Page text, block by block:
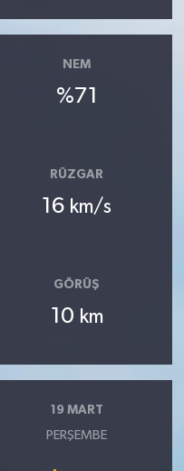
NEM
%71
RÜZGAR
16 km/s
GÖRÜŞ
10 km
19 MART
PERŞEMBE